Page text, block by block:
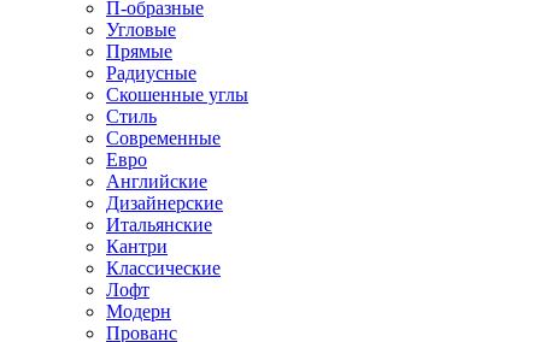
П-образные
Угловые
Прямые
Радиусные
Скошенные углы
Стиль
Современные
Евро
Английские
Дизайнерские
Итальянские
Кантри
Классические
Лофт
Модерн
Прованс